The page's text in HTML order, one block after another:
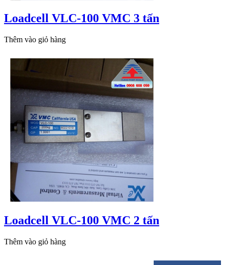
Loadcell VLC-100 VMC 3 tấn
Thêm vào giỏ hàng
Loadcell VLC-100 VMC 2 tấn
Thêm vào giỏ hàng